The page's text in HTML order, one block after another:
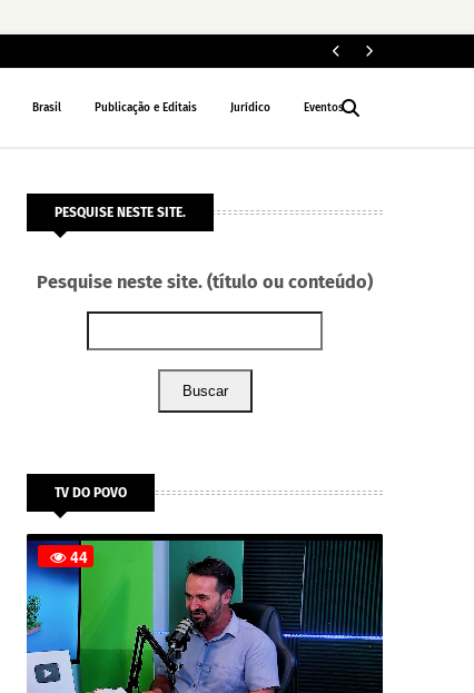
Brasil Publicação e Editais Jurídico Eventos
PESQUISE NESTE SITE.
Pesquise neste site. (título ou conteúdo)
Buscar
TV DO POVO